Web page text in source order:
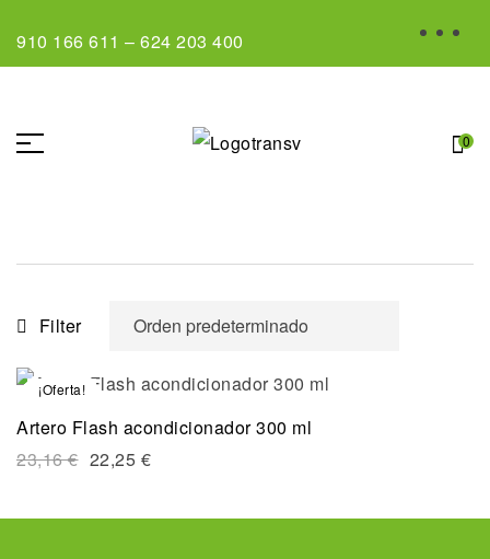
910 166 611 – 624 203 400
0
Filter
¡Oferta!
Artero Flash acondicionador 300 ml
23,16€ 22,25 €